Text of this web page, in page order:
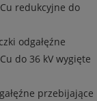
redukcyjne do
odgałęźne
do 36 kV wygięte
przebijające